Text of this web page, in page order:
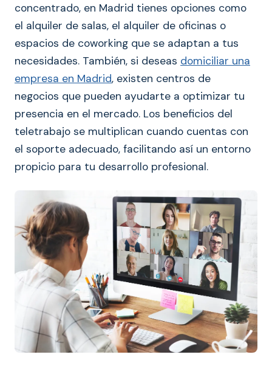
concentrado, en Madrid tienes opciones como
el alquiler de salas, el alquiler de oficinas o
espacios de coworking que se adaptan a tus
necesidades. También, si deseas domiciliar una
empresa en Madrid, existen centros de
negocios que pueden ayudarte a optimizar tu
presencia en el mercado. Los beneficios del
teletrabajo se multiplican cuando cuentas con
el soporte adecuado, facilitando así un entorno
propicio para tu desarrollo profesional.